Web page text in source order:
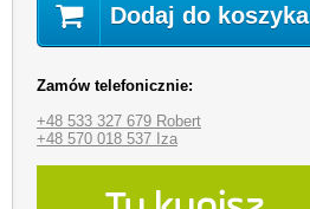
Dodaj do koszyka
Zamów telefonicznie:
+48 533 327 679 Robert
+48 570 018 537 Iza